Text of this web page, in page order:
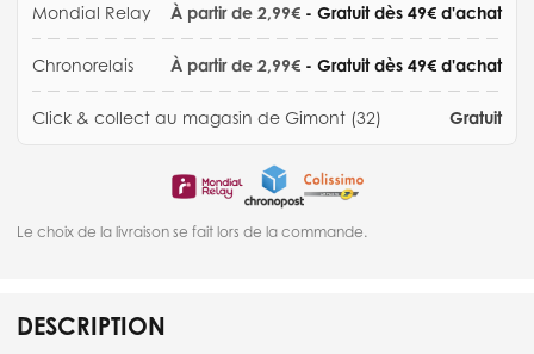
Mondial Relay À partir de 2,99€ - Gratuit dès 49€ d'achat
Chronorelais À partir de 2,99€ - Gratuit dès 49€ d'achat
Click & collect au magasin de Gimont (32) Gratuit
Le choix de la livraison se fait lors de la commande.
DESCRIPTION